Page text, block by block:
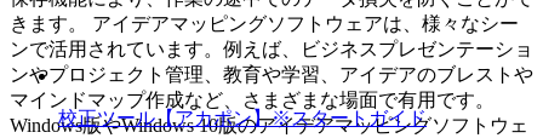
きます。 アイデアマッピングソフトウェアは、様々なシー
ンで活用されています。例えば、ビジネスプレゼンテーショ
ンやプロジェクト管理、教育や学習、アイデアのブレストや
マインドマップ作成など、さまざまな場面で有用です。
Windows版やWindows 10版のアイデアマッピングソフトウェ
校正ツール【アカポン】※スタートガイド